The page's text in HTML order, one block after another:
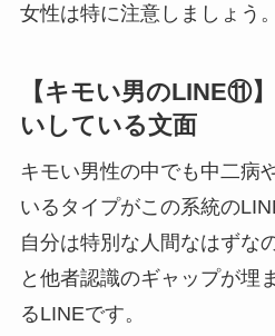
女性は特に注意しましょう。
【キモい男のLINE⑪
いしている文面
キモい男性の中でも中二病
いるタイプがこの系統の
自分は特別な人間なはずな
と他者認識のギャップが埋
るLINEです。